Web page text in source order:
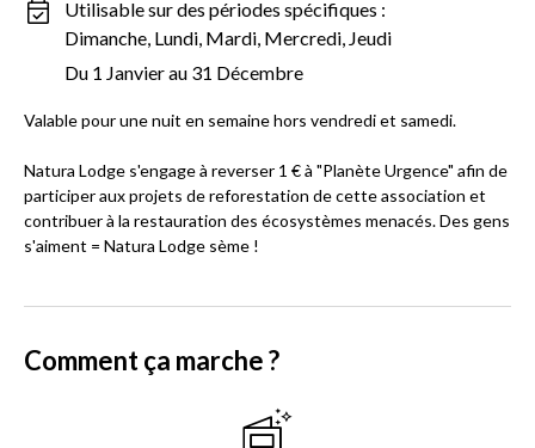
Utilisable sur des périodes spécifiques :
Dimanche, Lundi, Mardi, Mercredi, Jeudi
Du 1 Janvier au 31 Décembre
Valable pour une nuit en semaine hors vendredi et samedi.
Natura Lodge s'engage à reverser 1 € à "Planète Urgence" afin de
participer aux projets de reforestation de cette association et
contribuer à la restauration des écosystèmes menacés. Des gens
s'aiment = Natura Lodge sème !
Comment ça marche ?